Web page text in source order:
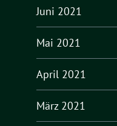
Juni 2021
Mai 2021
April 2021
März 2021